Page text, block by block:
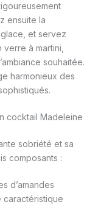
ensuite la
et servez
verre à martini,
souhaitée.
harmonieux des
cocktail Madeleine
sobriété et sa
composants :
d’amandes
caractéristique